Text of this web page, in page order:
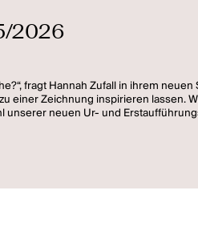
2026
fragt Hannah Zufall in ihrem
einer Zeichnung inspirieren
unserer neuen Ur- und